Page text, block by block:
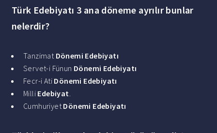
Türk Edebiyatı 3 ana döneme ayrılır bunlar
nelerdir?
Tanzimat Dönemi Edebiyatı
Servet-i Fünun Dönemi Edebiyatı
Fecr-i Ati Dönemi Edebiyatı
Milli Edebiyat.
CumhuriyetDönemi Edebiyatı